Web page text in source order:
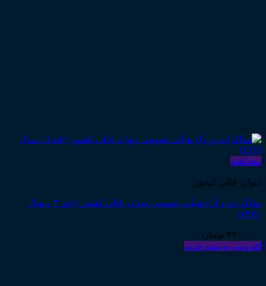
مشاهده
دیوان عالی کشور
مذاکرات و آراء هیأت عمومی دیوان عالی کشور (جلد ۳ – سال
۱۳۷۶)
۴۲۰,۰۰۰ تومان
افزودن به سبد خرید